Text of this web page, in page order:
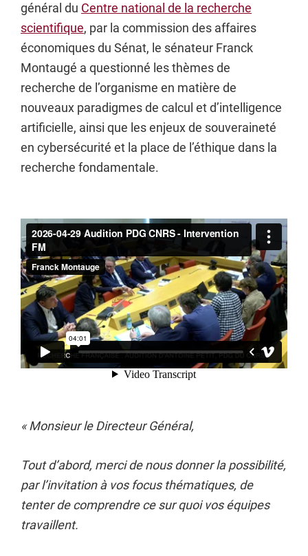
général du Centre national de la recherche
scientifique, par la commission des affaires
économiques du Sénat, le sénateur Franck
Montaugé a questionné les thèmes de
recherche de l’organisme en matière de
nouveaux paradigmes de calcul et d’intelligence
artificielle, ainsi que les enjeux de souveraineté
en cybersécurité et la place de l’éthique dans la
recherche fondamentale.
« Monsieur le Directeur Général,
Tout d’abord, merci de nous donner la possibilité,
par l’invitation à vos focus thématiques, de
tenter de comprendre ce sur quoi vos équipes
travaillent.